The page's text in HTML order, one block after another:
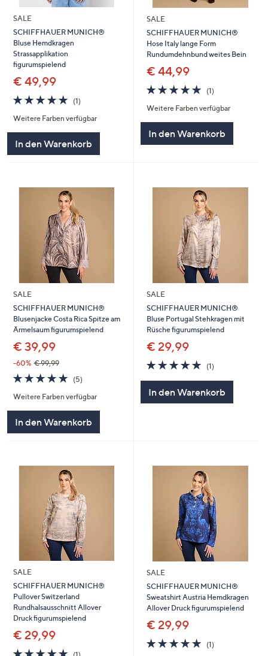
SALE
SCHIFFHAUER MUNICH®
Bluse Hemdkragen
Strassapplikation
figurumspielend
€ 49,99
5.0
von
5
(1)1
Weitere Farben verfügbar
In den Warenkorb
SALE
SCHIFFHAUER MUNICH®
Hose Italy lange Form
Rundumdehnbund weites Bein
€ 44,99
5.0
von
5
(1)1
Weitere Farben verfügbar
In den Warenkorb
SALE
SCHIFFHAUER MUNICH®
Blusenjacke Costa Rica Spitze am
Ärmelsaum figurumspielend
€ 39,99
-60% € 99,99
5.0
von
5
(5)
Weitere Farben verfügbar
In den Warenkorb
SALE
SCHIFFHAUER MUNICH®
Bluse Portugal Stehkragen mit
Rüsche figurumspielend
€ 29,99
5.0
von
(1)1
In den Warenkorb
SALE
SCHIFFHAUER MUNICH®
Pullover Switzerland
Rundhalsausschnitt Allover
Druck figurumspielend
€ 29,99
5.0
SALE
SCHIFFHAUER MUNICH®
Sweatshirt Austria Hemdkragen
Allover Druck figurumspielend
€ 29,99
5.0
von
(1)